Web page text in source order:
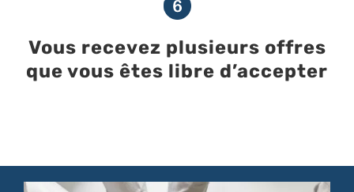
Vous recevez plusieurs offres
que vous êtes libre d’accepter